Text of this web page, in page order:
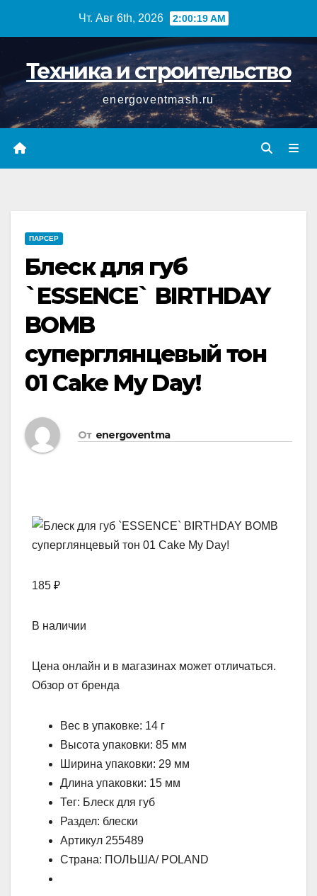
Чт. Авг 6th, 2026 2:00:20 AM
Техника и строительство
energoventmash.ru
ПАРСЕР
Блеск для губ
`ESSENCE` BIRTHDAY
BOMB
суперглянцевый тон
01 Cake My Day!
От energoventma
185 ₽
В наличии
Цена онлайн и в магазинах может отличаться.
Обзор от бренда
Вес в упаковке: 14 г
Высота упаковки: 85 мм
Ширина упаковки: 29 мм
Длина упаковки: 15 мм
Тег: Блеск для губ
Раздел: блески
Артикул 255489
Страна: ПОЛЬША/ POLAND